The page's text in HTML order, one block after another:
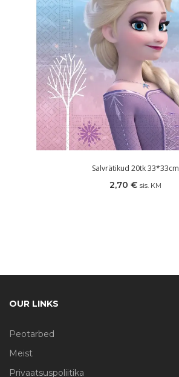
Salvrätikud 20tk 33*33cm
2,70 € sis. KM
OUR LINKS
Peotarbed
Meist
Privaatsuspoliitika